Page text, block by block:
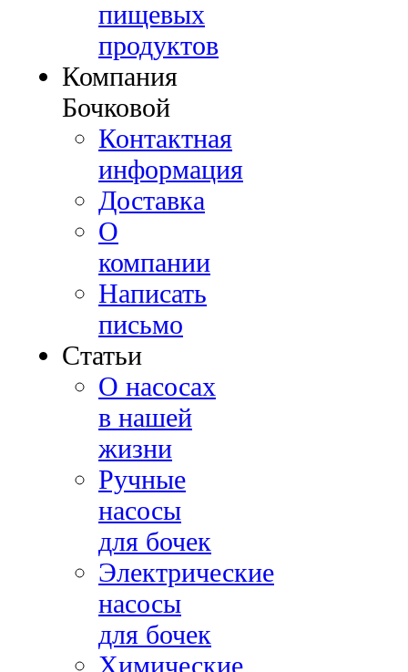
пищевых
продуктов
Компания
Бочковой
Контактная
информация
Доставка
О
компании
Написать
письмо
Cтатьи
О насосах
в нашей
жизни
Ручные
насосы
для бочек
Электрические
насосы
для бочек
Химические